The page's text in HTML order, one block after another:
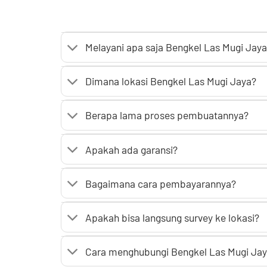
Melayani apa saja Bengkel Las Mugi
Dimana lokasi Bengkel Las Mugi Jaya?
Berapa lama proses pembuatannya?
Apakah ada garansi?
Bagaimana cara pembayarannya?
Apakah bisa langsung survey ke lokasi?
Cara menghubungi Bengkel Las Mugi